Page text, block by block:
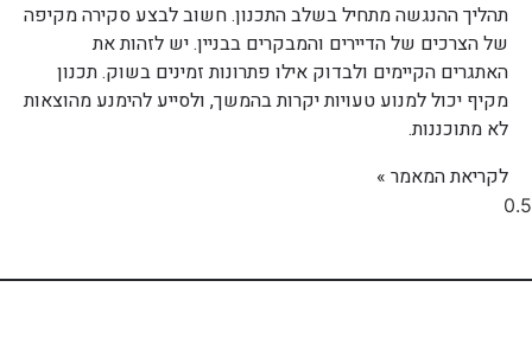
תהליך ההנגשה מתחיל בשלב התכנון. חשוב לבצע סקירה מקיפה
של הצרכים של הדיירים והמבקרים בבניין. יש לזהות את
האתגרים הקיימים ולבדוק אילו פתרונות זמינים בשוק. תכנון
מקיף יכול למנוע טעויות יקרות בהמשך, ולסייע להימנע מהוצאות
לא מתוכננות.
לקריאת המאמר »